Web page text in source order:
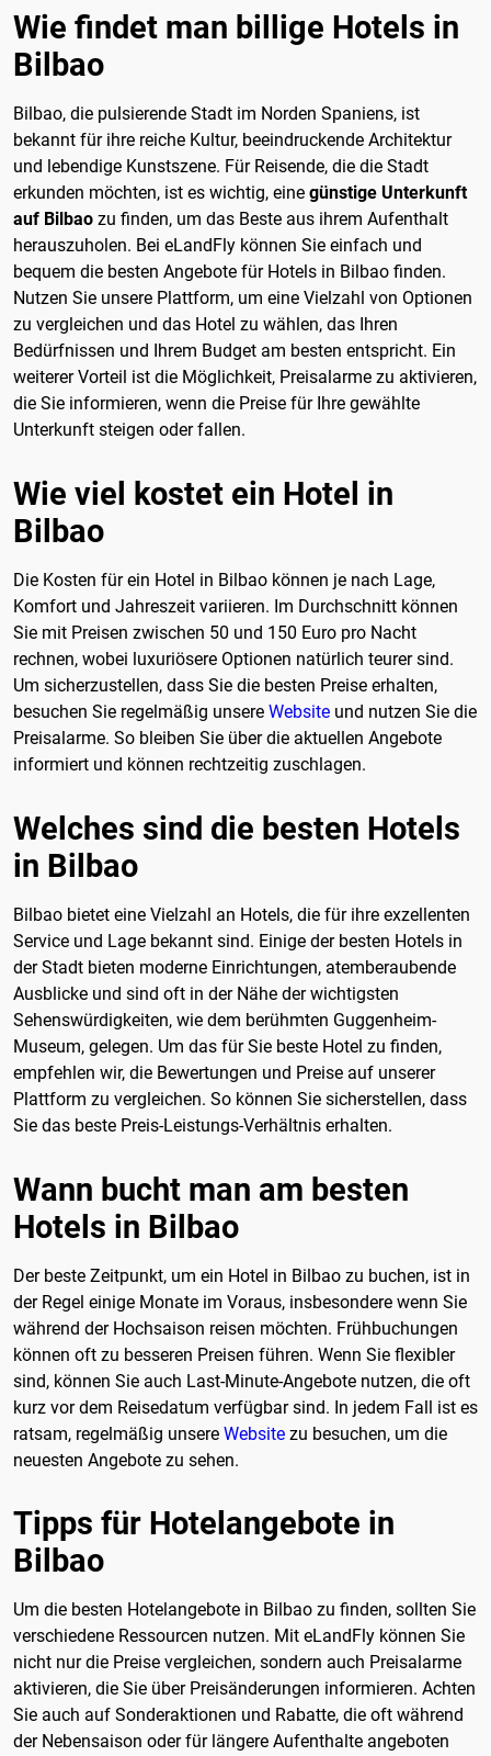
Wie findet man billige Hotels in
Bilbao
Bilbao, die pulsierende Stadt im Norden Spaniens, ist
bekannt für ihre reiche Kultur, beeindruckende Architektur
und lebendige Kunstszene. Für Reisende, die die Stadt
erkunden möchten, ist es wichtig, eine günstige Unterkunft
auf Bilbao zu finden, um das Beste aus ihrem Aufenthalt
herauszuholen. Bei eLandFly können Sie einfach und
bequem die besten Angebote für Hotels in Bilbao finden.
Nutzen Sie unsere Plattform, um eine Vielzahl von Optionen
zu vergleichen und das Hotel zu wählen, das Ihren
Bedürfnissen und Ihrem Budget am besten entspricht. Ein
weiterer Vorteil ist die Möglichkeit, Preisalarme zu aktivieren,
die Sie informieren, wenn die Preise für Ihre gewählte
Unterkunft steigen oder fallen.
Wie viel kostet ein Hotel in
Bilbao
Die Kosten für ein Hotel in Bilbao können je nach Lage,
Komfort und Jahreszeit variieren. Im Durchschnitt können
Sie mit Preisen zwischen 50 und 150 Euro pro Nacht
rechnen, wobei luxuriösere Optionen natürlich teurer sind.
Um sicherzustellen, dass Sie die besten Preise erhalten,
besuchen Sie regelmäßig unsere Website und nutzen Sie die
Preisalarme. So bleiben Sie über die aktuellen Angebote
informiert und können rechtzeitig zuschlagen.
Welches sind die besten Hotels
in Bilbao
Bilbao bietet eine Vielzahl an Hotels, die für ihre exzellenten
Service und Lage bekannt sind. Einige der besten Hotels in
der Stadt bieten moderne Einrichtungen, atemberaubende
Ausblicke und sind oft in der Nähe der wichtigsten
Sehenswürdigkeiten, wie dem berühmten Guggenheim-
Museum, gelegen. Um das für Sie beste Hotel zu finden,
empfehlen wir, die Bewertungen und Preise auf unserer
Plattform zu vergleichen. So können Sie sicherstellen, dass
Sie das beste Preis-Leistungs-Verhältnis erhalten.
Wann bucht man am besten
Hotels in Bilbao
Der beste Zeitpunkt, um ein Hotel in Bilbao zu buchen, ist in
der Regel einige Monate im Voraus, insbesondere wenn Sie
während der Hochsaison reisen möchten. Frühbuchungen
können oft zu besseren Preisen führen. Wenn Sie flexibler
sind, können Sie auch Last-Minute-Angebote nutzen, die oft
kurz vor dem Reisedatum verfügbar sind. In jedem Fall ist es
ratsam, regelmäßig unsere Website zu besuchen, um die
neuesten Angebote zu sehen.
Tipps für Hotelangebote in
Bilbao
Um die besten Hotelangebote in Bilbao zu finden, sollten Sie
verschiedene Ressourcen nutzen. Mit eLandFly können Sie
nicht nur die Preise vergleichen, sondern auch Preisalarme
aktivieren, die Sie über Preisänderungen informieren. Achten
Sie auch auf Sonderaktionen und Rabatte, die oft während
der Nebensaison oder für längere Aufenthalte angeboten